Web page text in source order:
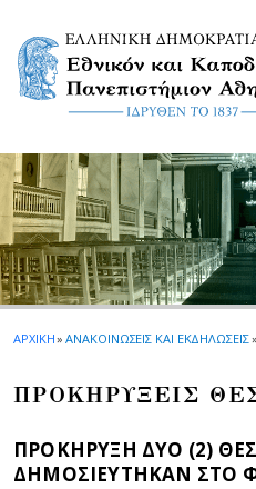
ΑΡΧΙΚΗ» ΑΝΑΚΟΙΝΩΣΕΙΣ ΚΑΙ ΕΚΔΗΛΩΣΕΙΣ»
ΠΡΟΚΗΡΥΞΕΙΣ
ΠΡΟΚΗΡΥΞΗ ΔΥΟ (2)
ΔΗΜΟΣΙΕΥΤΗΚΑΝ ΣΤΟ